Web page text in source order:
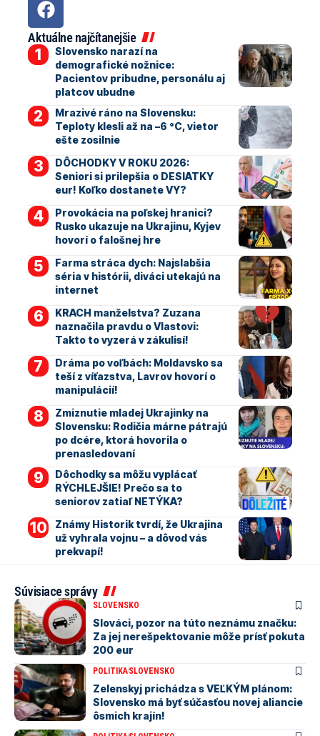
Aktuálne najčítanejšie
Slovensko narazí na
demografické nožnice:
Pacientov pribudne, personálu aj
platcov ubudne
Mrazivé ráno na Slovensku:
Teploty klesli až na –6 °C, vietor
ešte zosilnie
DÔCHODKY V ROKU 2026:
Seniori si prilepšia o DESIATKY
eur! Koľko dostanete VY?
Provokácia na poľskej hranici?
Rusko ukazuje na Ukrajinu, Kyjev
hovorí o falošnej hre
Farma stráca dych: Najslabšia
séria v histórii, diváci utekajú na
internet
KRACH manželstva? Zuzana
naznačila pravdu o Vlastovi:
Takto to vyzerá v zákulisí!
Dráma po voľbách: Moldavsko sa
teší z víťazstva, Lavrov hovorí o
manipulácií!
Zmiznutie mladej Ukrajinky na
Slovensku: Rodičia márne pátrajú
po dcére, ktorá hovorila o
prenasledovaní
Dôchodky sa môžu vyplácať
RÝCHLEJŠIE! Prečo sa to
seniorov zatiaľ NETÝKA?
Známy Historik tvrdí, že Ukrajina
už vyhrala vojnu – a dôvod vás
prekvapí!
Súvisiace správy
SLOVENSKO
Slováci, pozor na túto neznámu značku:
Za jej nerešpektovanie môže prísť pokuta
200 eur
POLITIKASLOVENSKO
Zelenskyj prichádza s VEĽKÝM plánom:
Slovensko má byť súčasťou novej aliancie
ôsmich krajín!